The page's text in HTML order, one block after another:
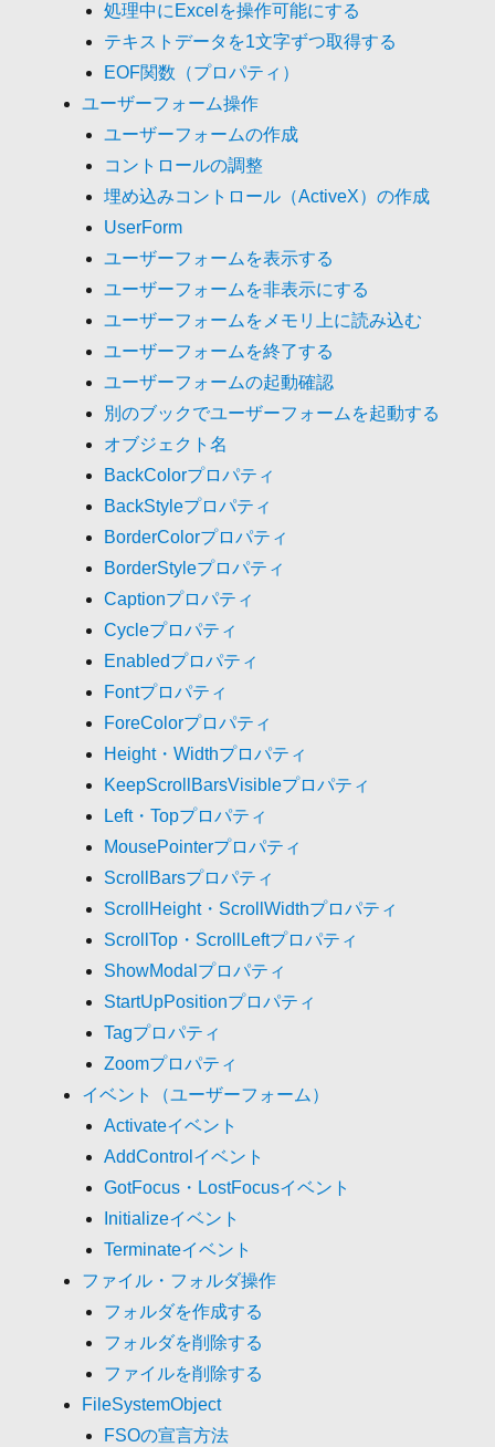
処理中にExcelを操作可能にする
テキストデータを1文字ずつ取得する
EOF関数（プロパティ）
ユーザーフォーム操作
ユーザーフォームの作成
コントロールの調整
埋め込みコントロール（ActiveX）の作成
UserForm
ユーザーフォームを表示する
ユーザーフォームを非表示にする
ユーザーフォームをメモリ上に読み込む
ユーザーフォームを終了する
ユーザーフォームの起動確認
別のブックでユーザーフォームを起動する
オブジェクト名
BackColorプロパティ
BackStyleプロパティ
BorderColorプロパティ
BorderStyleプロパティ
Captionプロパティ
Cycleプロパティ
Enabledプロパティ
Fontプロパティ
ForeColorプロパティ
Height・Widthプロパティ
KeepScrollBarsVisibleプロパティ
Left・Topプロパティ
MousePointerプロパティ
ScrollBarsプロパティ
ScrollHeight・ScrollWidthプロパティ
ScrollTop・ScrollLeftプロパティ
ShowModalプロパティ
StartUpPositionプロパティ
Tagプロパティ
Zoomプロパティ
イベント（ユーザーフォーム）
Activateイベント
AddControlイベント
GotFocus・LostFocusイベント
Initializeイベント
Terminateイベント
ファイル・フォルダ操作
フォルダを作成する
フォルダを削除する
ファイルを削除する
FileSystemObject
FSOの宣言方法